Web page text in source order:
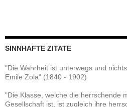
SINNHAFTE ZITATE
"Die Wahrheit ist unterwegs und
Emile Zola" (1840 - 1902)
"Die Klasse, welche die herrschende
Gesellschaft ist, ist zugleich ihre